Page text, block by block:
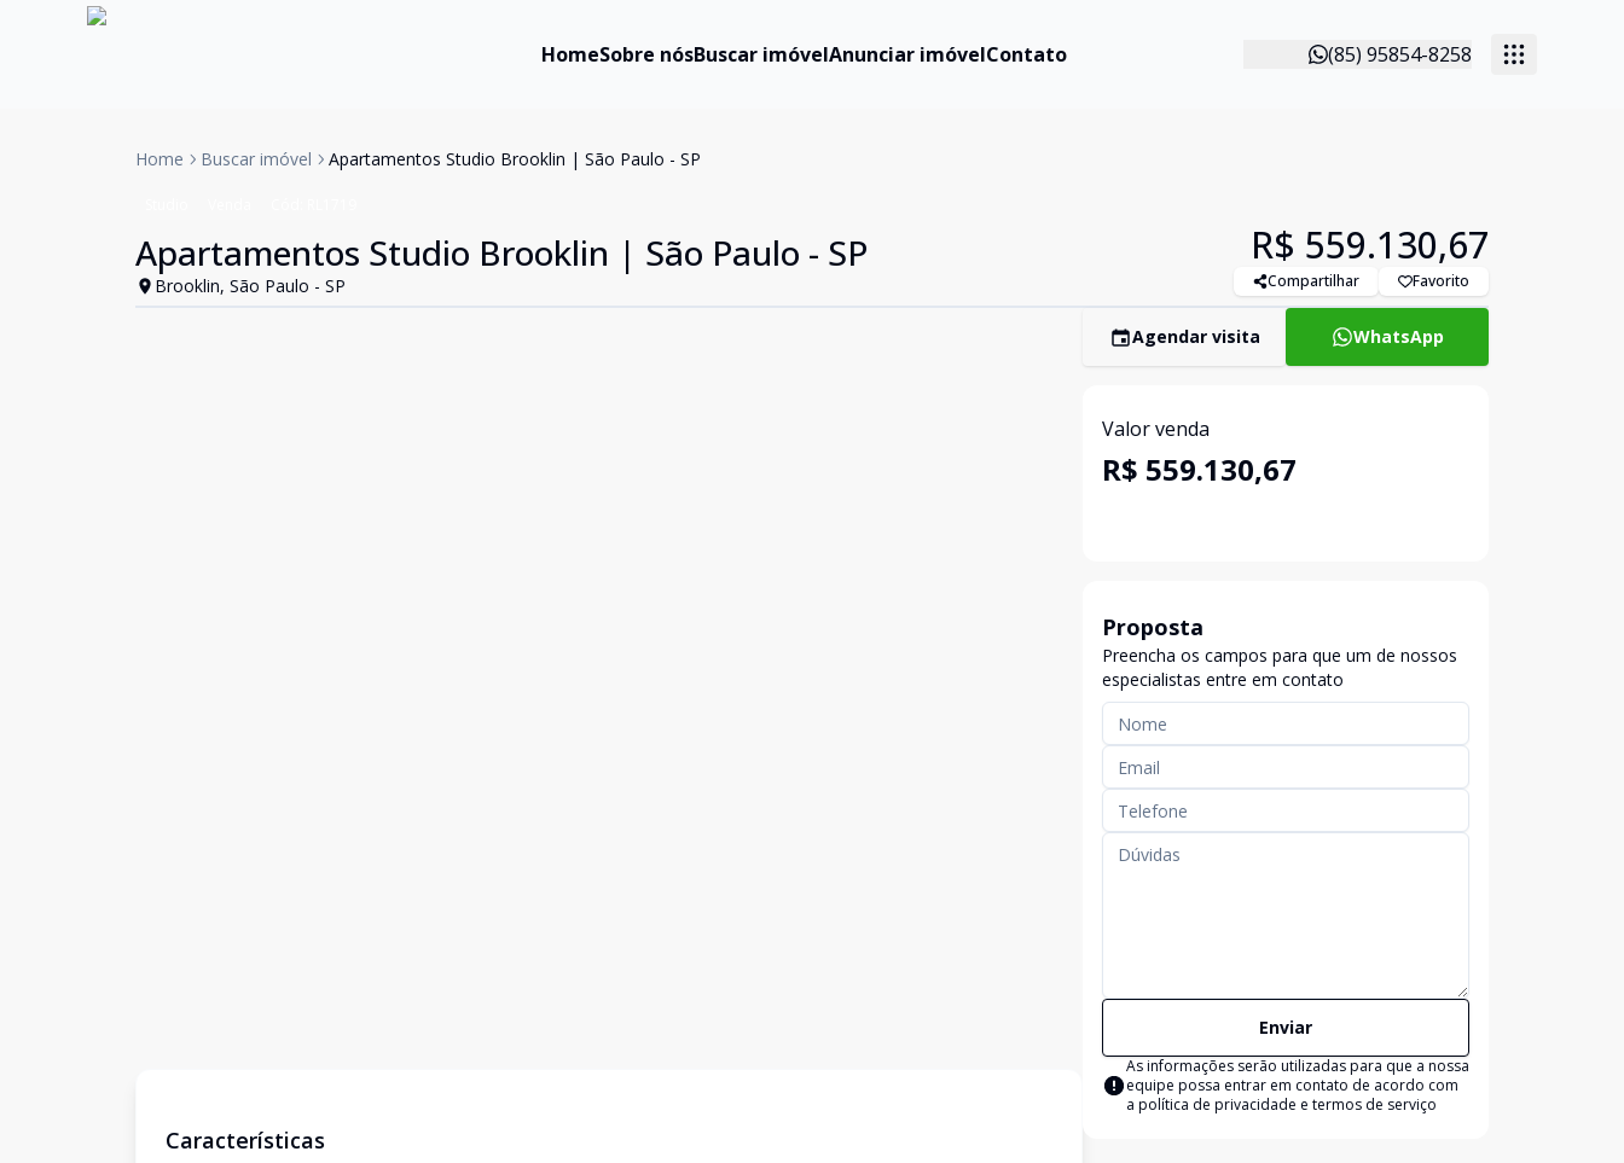
HomeSobre nósBuscar imóvelAnunciar imóvelContato (85) 95854-8258
Home Buscar imóvel Apartamentos Studio Brooklin | São Paulo - SP
Apartamentos Studio Brooklin | São Paulo - SP
Brooklin, São Paulo - SP
R$ 559.130,67
Compartilhar Favorito
Características
Agendar visita WhatsApp
Valor venda
R$ 559.130,67
Proposta
Preencha os campos para que um de nossos
especialistas entre em contato
Enviar
As informações serão utilizadas para que a nossa
equipe possa entrar em contato de acordo com
a política de privacidade e termos de serviço